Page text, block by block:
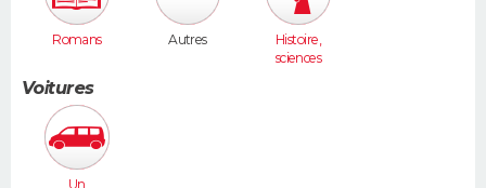
Romans Autres
Histoire,
sciences
Voitures
Un